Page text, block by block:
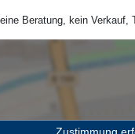
Beratung, kein Verkauf,
Zustimmung